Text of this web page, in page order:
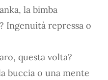
la bimba
Ingenuità repressa o
questa volta?
buccia o una mente